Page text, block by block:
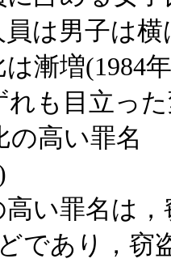
員は男子は
は漸増(1984
れも目立っ
高い罪名
い罪名は，
であり，窃